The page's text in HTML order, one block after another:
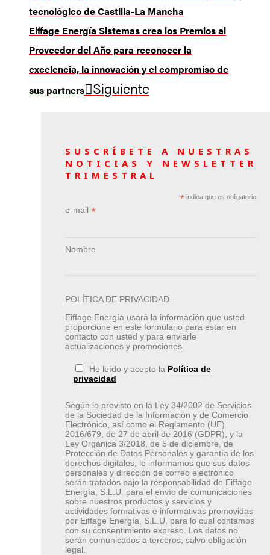
tecnológico de Castilla-La Mancha
Eiffage Energía Sistemas crea los Premios al
Proveedor del Año para reconocer la
excelencia, la innovación y el compromiso de
sus partners
Siguiente
SUSCRÍBETE A NUESTRAS
NOTICIAS Y NEWSLETTER
TRIMESTRAL
*indica que es obligatorio
e-mail *
Nombre
POLÍTICA DE PRIVACIDAD
Eiffage Energía usará la información que usted
proporcione en este formulario para estar en
contacto con usted y para enviarle
actualizaciones y promociones.
He leído y acepto la Política de
privacidad
Según lo previsto en la Ley 34/2002 de Servicios
de la Sociedad de la Información y de Comercio
Electrónico, así como el Reglamento (UE)
2016/679, de 27 de abril de 2016 (GDPR), y la
Ley Orgánica 3/2018, de 5 de diciembre, de
Protección de Datos Personales y garantía de los
derechos digitales, le informamos que sus datos
personales y dirección de correo electrónico
serán tratados bajo la responsabilidad de Eiffage
Energía, S.L.U. para el envío de comunicaciones
sobre nuestros productos y servicios y
actividades formativas e informativas promovidas
por Eiffage Energía, S.L.U, para lo cual contamos
con su consentimiento expreso. Los datos no
serán comunicados a terceros, salvo obligación
legal.